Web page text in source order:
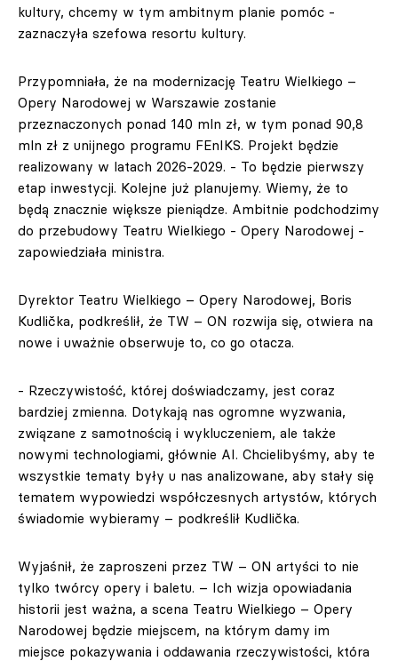
kultury, chcemy w tym ambitnym planie pomóc -
zaznaczyła szefowa resortu kultury.
Przypomniała, że na modernizację Teatru Wielkiego –
Opery Narodowej w Warszawie zostanie
przeznaczonych ponad 140 mln zł, w tym ponad 90,8
mln zł z unijnego programu FEnIKS. Projekt będzie
realizowany w latach 2026-2029. - To będzie pierwszy
etap inwestycji. Kolejne już planujemy. Wiemy, że to
będą znacznie większe pieniądze. Ambitnie podchodzimy
do przebudowy Teatru Wielkiego - Opery Narodowej -
zapowiedziała ministra.
Dyrektor Teatru Wielkiego – Opery Narodowej, Boris
Kudlička, podkreślił, że TW – ON rozwija się, otwiera na
nowe i uważnie obserwuje to, co go otacza.
- Rzeczywistość, której doświadczamy, jest coraz
bardziej zmienna. Dotykają nas ogromne wyzwania,
związane z samotnością i wykluczeniem, ale także
nowymi technologiami, głównie AI. Chcielibyśmy, aby te
wszystkie tematy były u nas analizowane, aby stały się
tematem wypowiedzi współczesnych artystów, których
świadomie wybieramy – podkreślił Kudlička.
Wyjaśnił, że zaproszeni przez TW – ON artyści to nie
tylko twórcy opery i baletu. – Ich wizja opowiadania
historii jest ważna, a scena Teatru Wielkiego – Opery
Narodowej będzie miejscem, na którym damy im
miejsce pokazywania i oddawania rzeczywistości, która